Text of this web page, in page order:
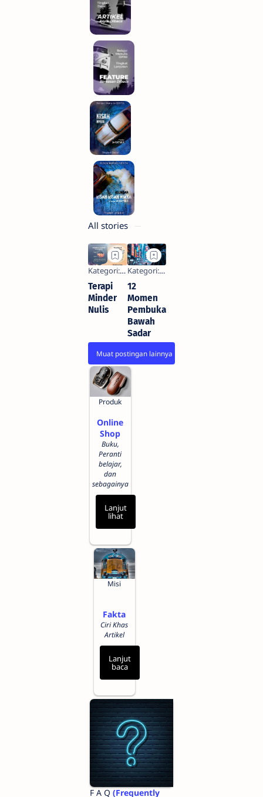
All stories
Terapi
Minder
Nulis
12
Momen
Pembuka
Bawah
Sadar
Produk
Online
Shop
Buku,
Peranti
belajar,
dan
sebagainya
Lanjut
lihat
Misi
Fakta
Ciri Khas
Artikel
Lanjut
baca
F A Q (Frequently